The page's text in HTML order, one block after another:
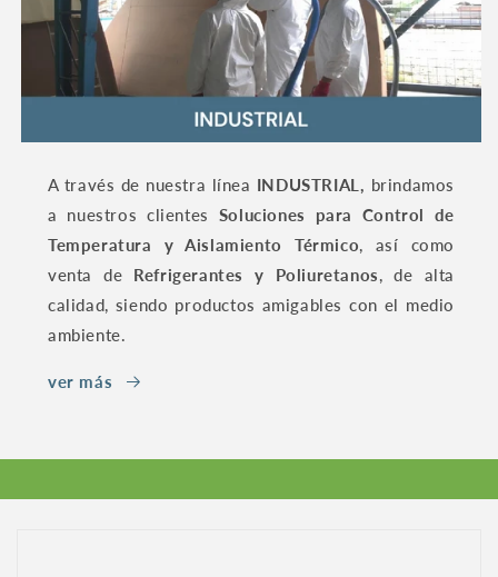
A través de nuestra línea INDUSTRIAL, brindamos
a nuestros clientes Soluciones para Control de
Temperatura y Aislamiento Térmico, así como
venta de Refrigerantes y Poliuretanos, de alta
calidad, siendo productos amigables con el medio
ambiente.
ver más